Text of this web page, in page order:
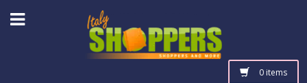
0 items